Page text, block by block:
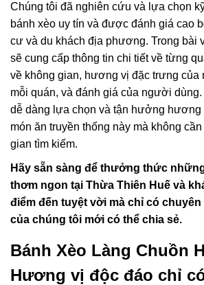
Chúng tôi đã nghiên cứu và lựa chọn
bánh xèo uy tín và được đánh giá cao
cư và du khách địa phương. Trong bài
sẽ cung cấp thông tin chi tiết về từng
về không gian, hương vị đặc trưng của
mỗi quán, và đánh giá của người
dễ dàng lựa chọn và tận hưởng hương
món ăn truyền thống này mà không
gian tìm kiếm.
Hãy sẵn sàng để thưởng thức
thơm ngon tại Thừa Thiên Huế và
điểm đến tuyệt vời mà chỉ có
của chúng tôi mới có thể chia sẻ.
Bánh Xèo Làng Chuồn
Hương vị độc đáo chỉ